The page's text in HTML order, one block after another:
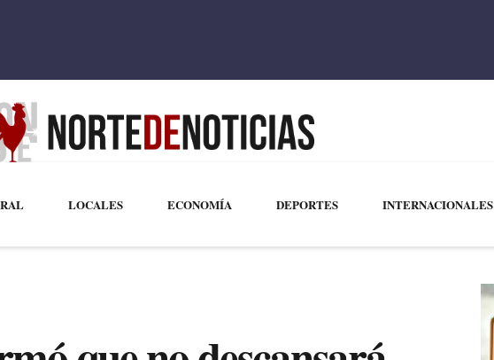
LOCALES ECONOMÍA DEPORTES INTERNACIONALES